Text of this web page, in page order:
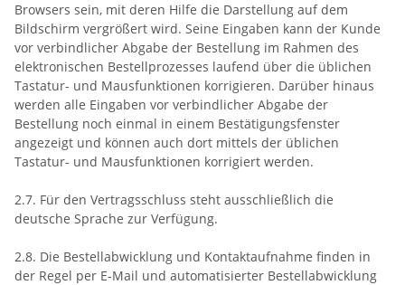
Browsers sein, mit deren Hilfe die Darstellung auf dem
Bildschirm vergrößert wird. Seine Eingaben kann der Kunde
vor verbindlicher Abgabe der Bestellung im Rahmen des
elektronischen Bestellprozesses laufend über die üblichen
Tastatur- und Mausfunktionen korrigieren. Darüber hinaus
werden alle Eingaben vor verbindlicher Abgabe der
Bestellung noch einmal in einem Bestätigungsfenster
angezeigt und können auch dort mittels der üblichen
Tastatur- und Mausfunktionen korrigiert werden.
2.7. Für den Vertragsschluss steht ausschließlich die
deutsche Sprache zur Verfügung.
2.8. Die Bestellabwicklung und Kontaktaufnahme finden in
der Regel per E-Mail und automatisierter Bestellabwicklung